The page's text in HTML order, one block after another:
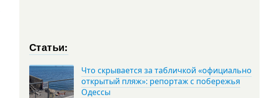
Статьи:
Что скрывается за табличкой «официально
открытый пляж»: репортаж с побережья
Одессы